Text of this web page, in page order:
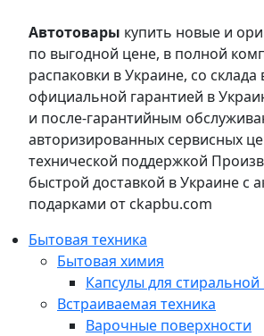
Автотовары купить новые и
по выгодной цене, в полной
распаковки в Украине, со склада
официальной гарантией в
и после-гарантийным
авторизированных сервисных
технической поддержкой
быстрой доставкой в Украине с
подарками от ckapbu.com
Бытовая техника
Бытовая химия
Капсулы для
Встраиваемая техника
Варочные поверхности